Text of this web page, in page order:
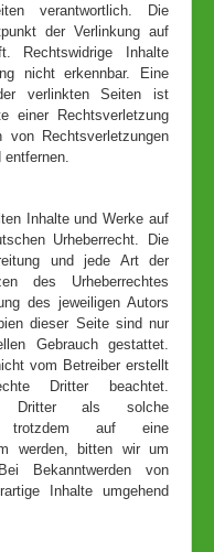
verantwortlich. Die
der Verlinkung auf
Rechtswidrige Inhalte
nicht erkennbar. Eine
verlinkten Seiten ist
einer Rechtsverletzung
von Rechtsverletzungen
entfernen.
Inhalte und Werke auf
Urheberrecht. Die
und jede Art der
des Urheberrechtes
des jeweiligen Autors
dieser Seite sind nur
Gebrauch gestattet.
vom Betreiber erstellt
Dritter beachtet.
Dritter als solche
trotzdem auf eine
werden, bitten wir um
Bekanntwerden von
Inhalte umgehend